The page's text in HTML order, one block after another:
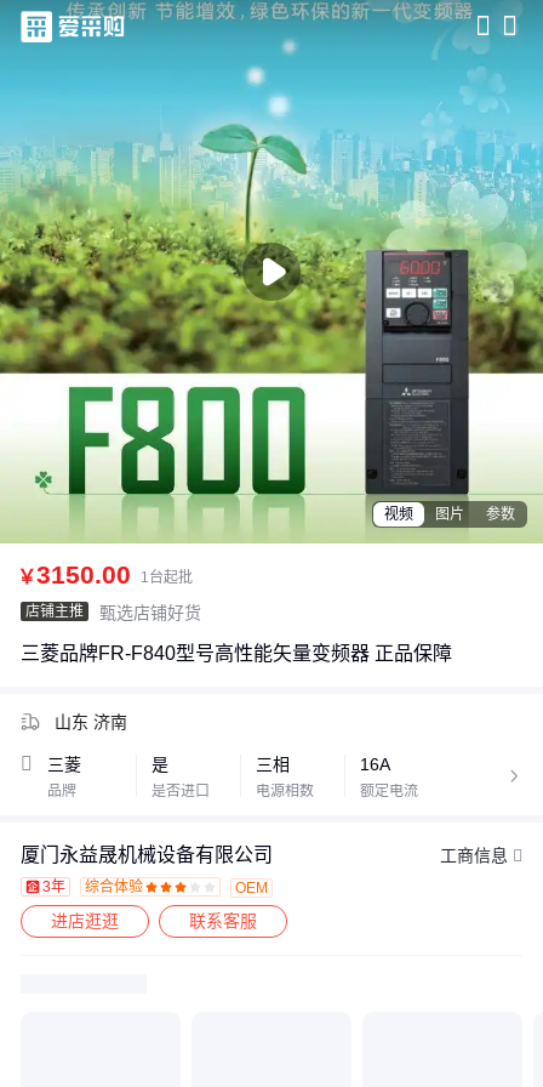
滑动查看更多详情

视频 图片 参数
￥3150.00
1台起批
店铺主推
甄选店铺好货
三菱品牌FR-F840型号高性能矢量变频器 正品保障
山东 济南
三菱
品牌
是
是否进口
三相
电源相数
16A
额定电流

厦门永益晟机械设备有限公司 工商信息
3年 综合体验     
   OEM
进店逛逛 联系客服